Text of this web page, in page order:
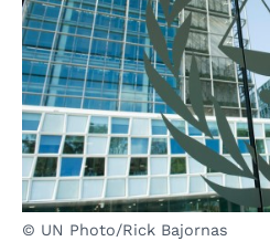
© UN Photo/Rick Bajornas